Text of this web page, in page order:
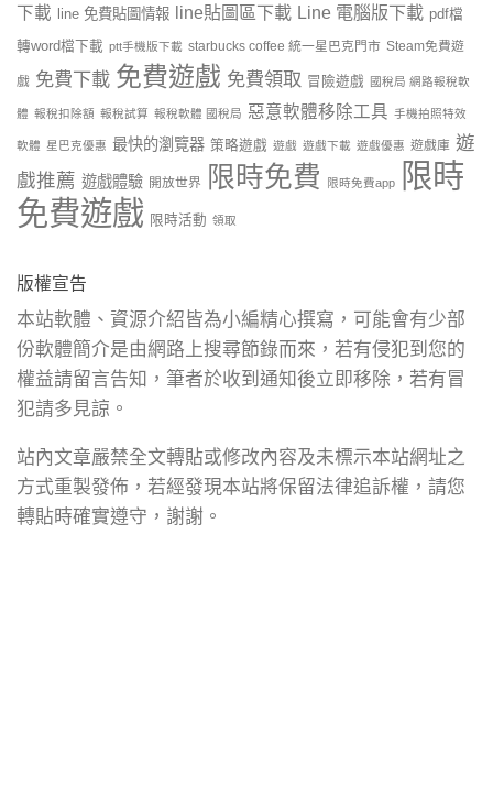
下載
line 免費貼圖情報 line貼圖區下載 Line 電腦版下載 pdf檔
轉word檔下載 ptt手機版下載 starbucks coffee 統一星巴克門市 Steam免費遊
戲 免費下載 免費遊戲 免費領取 冒險遊戲 國稅局 網路報稅軟
體 報稅扣除額 報稅試算 報稅軟體 國稅局 惡意軟體移除工具 手機拍照特效
軟體 星巴克優惠 最快的瀏覽器 策略遊戲 遊戲 遊戲下載 遊戲優惠 遊戲庫 遊
戲推薦 遊戲體驗 開放世界 限時免費 限時免費app
限時
免費遊戲 限時活動 領取
版權宣告
本站軟體、資源介紹皆為小編精心撰寫，可能會有少部
份軟體簡介是由網路上搜尋節錄而來，若有侵犯到您的
權益請留言告知，筆者於收到通知後立即移除，若有冒
犯請多見諒。
站內文章嚴禁全文轉貼或修改內容及未標示本站網址之
方式重製發佈，若經發現本站將保留法律追訴權，請您
轉貼時確實遵守，謝謝。